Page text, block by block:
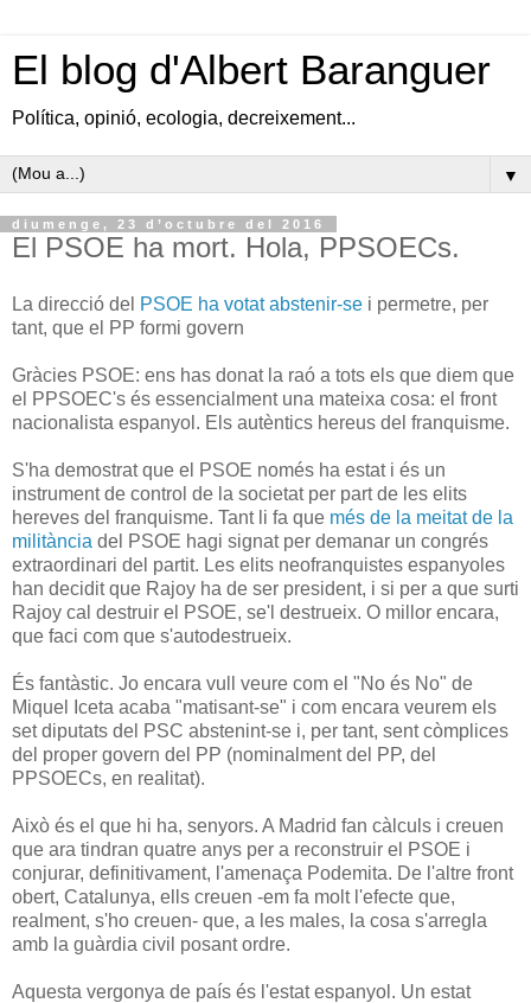
El blog d'Albert Baranguer
Política, opinió, ecologia, decreixement...
▼
diumenge, 23 d’octubre del 2016
El PSOE ha mort. Hola, PPSOECs.
La direcció del PSOE ha votat abstenir-se i permetre, per
tant, que el PP formi govern
Gràcies PSOE: ens has donat la raó a tots els que diem que
el PPSOEC's és essencialment una mateixa cosa: el front
nacionalista espanyol. Els autèntics hereus del franquisme.
S'ha demostrat que el PSOE només ha estat i és un
instrument de control de la societat per part de les elits
hereves del franquisme. Tant li fa que més de la meitat de la
militància del PSOE hagi signat per demanar un congrés
extraordinari del partit. Les elits neofranquistes espanyoles
han decidit que Rajoy ha de ser president, i si per a que surti
Rajoy cal destruir el PSOE, se'l destrueix. O millor encara,
que faci com que s'autodestrueix.
És fantàstic. Jo encara vull veure com el "No és No" de
Miquel Iceta acaba "matisant-se" i com encara veurem els
set diputats del PSC abstenint-se i, per tant, sent còmplices
del proper govern del PP (nominalment del PP, del
PPSOECs, en realitat).
Això és el que hi ha, senyors. A Madrid fan càlculs i creuen
que ara tindran quatre anys per a reconstruir el PSOE i
conjurar, definitivament, l'amenaça Podemita. De l'altre front
obert, Catalunya, ells creuen -em fa molt l'efecte que,
realment, s'ho creuen- que, a les males, la cosa s'arregla
amb la guàrdia civil posant ordre.
Aquesta vergonya de país és l'estat espanyol. Un estat